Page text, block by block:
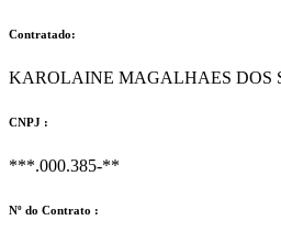
Contratado:
KAROLAINE MAGALHAES DOS
CNPJ :
***.000.385-**
Nº do Contrato :